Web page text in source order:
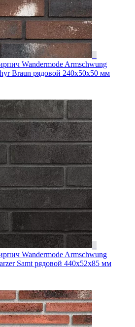
Wandermode Armschwung
Braun рядовой 240x50x50 мм
Wandermode Armschwung
Samt рядовой 440x52x85 мм